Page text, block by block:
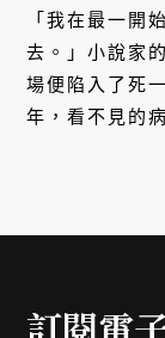
「我在最一開
去。」小說家
場便陷入了死
年，看不見的